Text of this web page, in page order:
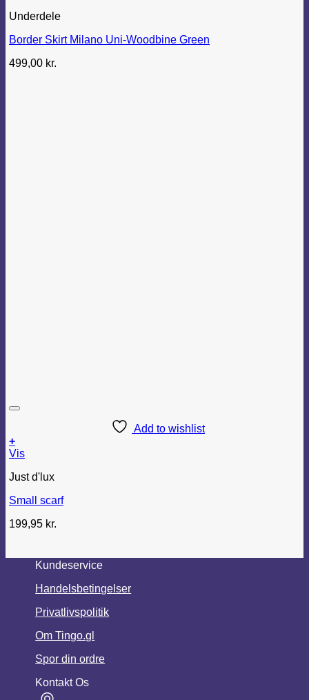
Underdele
Border Skirt Milano Uni-Woodbine Green
499,00 kr.
Add to wishlist
+
Vis
Just d'lux
Small scarf
199,95 kr.
Kundeservice
Handelsbetingelser
Privatlivspolitik
Om Tingo.gl
Spor din ordre
Kontakt Os